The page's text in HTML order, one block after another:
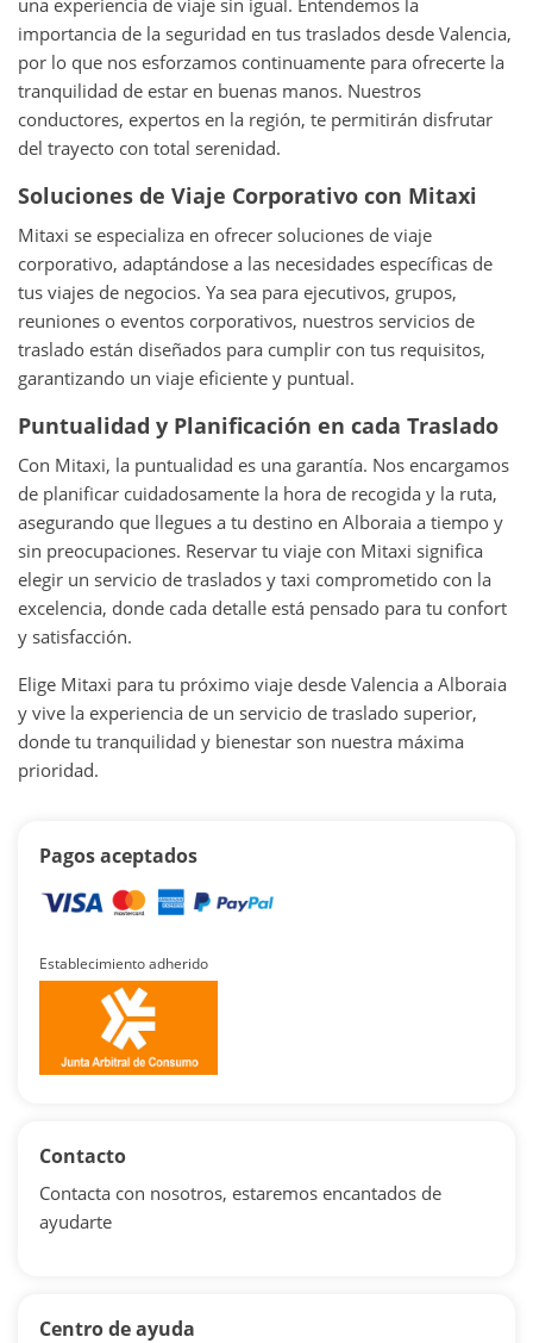
importancia de la seguridad en tus traslados desde Valencia,
por lo que nos esforzamos continuamente para ofrecerte la
tranquilidad de estar en buenas manos. Nuestros
conductores, expertos en la región, te permitirán disfrutar
del trayecto con total serenidad.
Soluciones de Viaje Corporativo con Mitaxi
Mitaxi se especializa en ofrecer soluciones de viaje
corporativo, adaptándose a las necesidades específicas de
tus viajes de negocios. Ya sea para ejecutivos, grupos,
reuniones o eventos corporativos, nuestros servicios de
traslado están diseñados para cumplir con tus requisitos,
garantizando un viaje eficiente y puntual.
Puntualidad y Planificación en cada Traslado
Con Mitaxi, la puntualidad es una garantía. Nos encargamos
de planificar cuidadosamente la hora de recogida y la ruta,
asegurando que llegues a tu destino en Alboraia a tiempo y
sin preocupaciones. Reservar tu viaje con Mitaxi significa
elegir un servicio de traslados y taxi comprometido con la
excelencia, donde cada detalle está pensado para tu confort
y satisfacción.
Elige Mitaxi para tu próximo viaje desde Valencia a Alboraia
y vive la experiencia de un servicio de traslado superior,
donde tu tranquilidad y bienestar son nuestra máxima
prioridad.
Pagos aceptados
Establecimiento adherido
Contacto
Contacta con nosotros, estaremos encantados de
ayudarte
Centro de ayuda